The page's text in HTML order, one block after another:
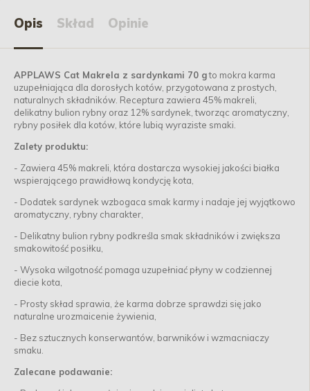
Opis Skład Opinie
APPLAWS Cat Makrela z sardynkami 70 gto mokra karma
uzupełniająca dla dorosłych kotów, przygotowana z prostych,
naturalnych składników. Receptura zawiera 45% makreli,
delikatny bulion rybny oraz 12% sardynek, tworząc aromatyczny,
rybny posiłek dla kotów, które lubią wyraziste smaki.
Zalety produktu:
- Zawiera 45% makreli, która dostarcza wysokiej jakości białka
wspierającego prawidłową kondycję kota,
- Dodatek sardynek wzbogaca smak karmy i nadaje jej wyjątkowo
aromatyczny, rybny charakter,
- Delikatny bulion rybny podkreśla smak składników i zwiększa
smakowitość posiłku,
- Wysoka wilgotność pomaga uzupełniać płyny w codziennej
diecie kota,
- Prosty skład sprawia, że karma dobrze sprawdzi się jako
naturalne urozmaicenie żywienia,
- Bez sztucznych konserwantów, barwników i wzmacniaczy
smaku.
Zalecane podawanie: